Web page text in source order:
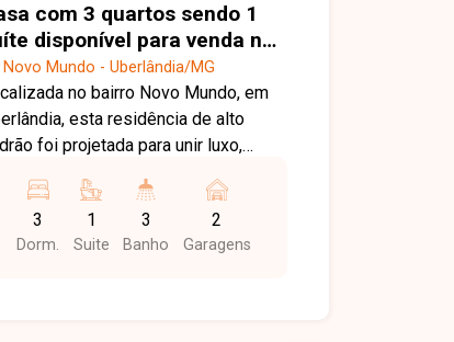
com 3 quartos sendo 1
disponível para venda no
Novo Mundo em
MG
Novo Mundo - Uberlândia/MG
no bairro Novo Mundo, em
esta residência de alto
foi projetada para unir luxo,
Com arquitetura
e acabamentos
o imóvel oferece uma
3
Dorm.
1
Suite
3
Banho
2
Garagens